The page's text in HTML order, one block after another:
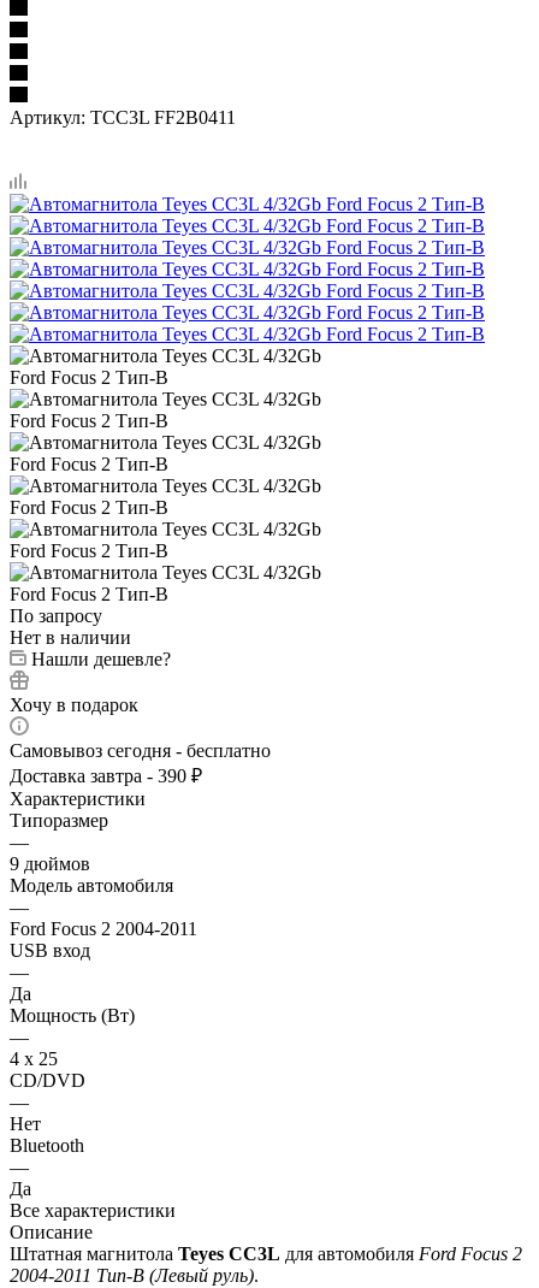
Артикул: TCC3L FF2B0411
По запросу
Нет в наличии
Нашли дешевле?
Хочу в подарок
Самовывоз сегодня - бесплатно
Доставка завтра - 390 ₽
Характеристики
Типоразмер
—
9 дюймов
Модель автомобиля
—
Ford Focus 2 2004-2011
USB вход
—
Да
Мощность (Вт)
—
4 х 25
CD/DVD
—
Нет
Bluetooth
—
Да
Все характеристики
Описание
Штатная магнитола Teyes СС3L для автомобиля Ford Focus 2
2004-2011 Тип-B (Левый руль).